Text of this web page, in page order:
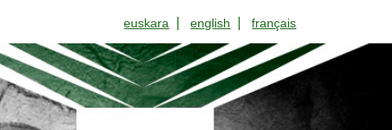
euskara |english |français